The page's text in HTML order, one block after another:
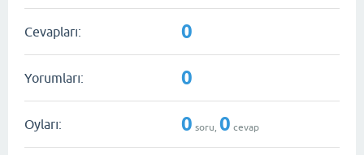
Cevapları: 0
Yorumları: 0
Oyları: 0 soru, 0 cevap